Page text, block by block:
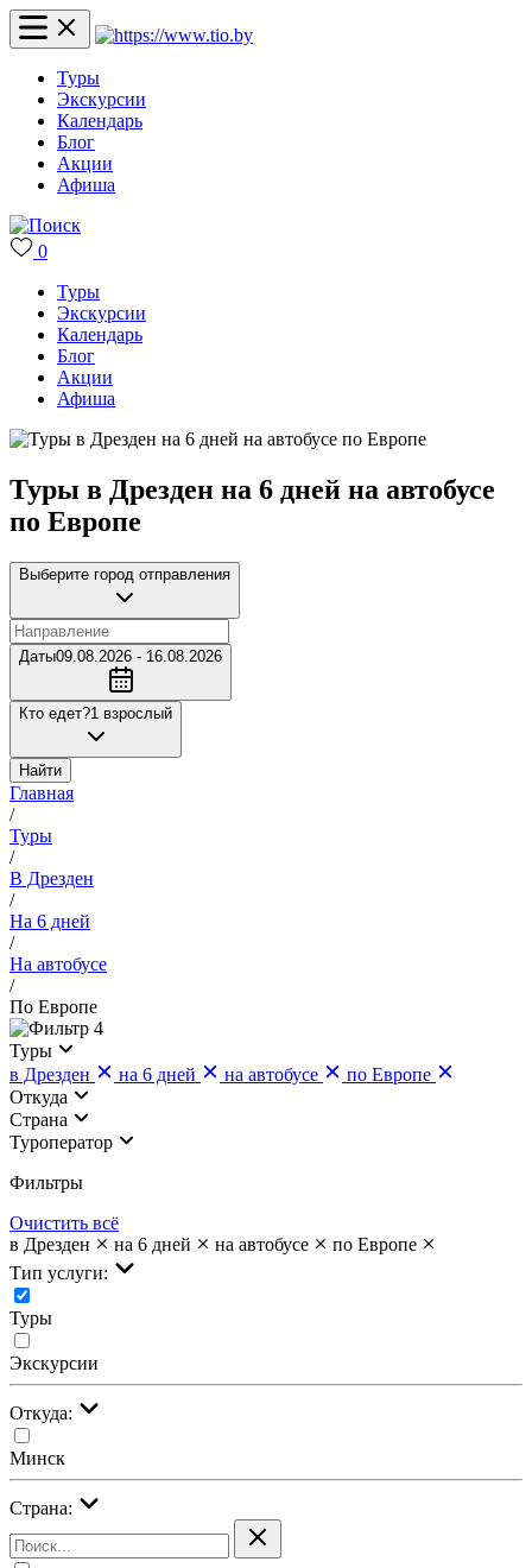
Туры
Экскурсии
Календарь
Блог
Акции
Афиша
0
Туры
Экскурсии
Календарь
Блог
Акции
Афиша
Туры в Дрезден на 6 дней на автобусе
по Европе
Выберите город отправления
Даты09.08.2026 - 16.08.2026
Кто едет?1 взрослый
Найти
Главная
/
Туры
/
В Дрезден
/
На 6 дней
/
На автобусе
/
По Европе
4
Туры
в Дрезден
на 6 дней на автобусе
по Европе
Откуда
Страна
Туроператор
Фильтры
Очистить всё
в Дрезден
на 6 дней на автобусе
по Европе
Тип услуги:
Туры
Экскурсии
Откуда:
Минск
Страна: